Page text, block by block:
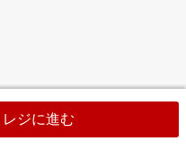
レジに進む